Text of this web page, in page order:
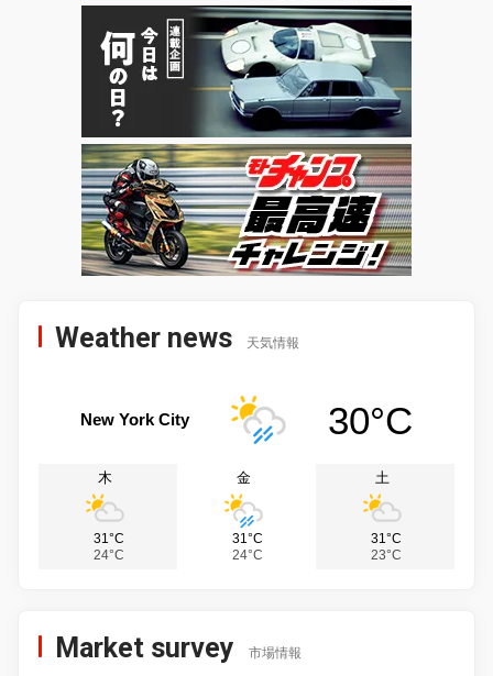
Weather news 天気情報
New York City 30°C
木
31°C
24°C
金
31°C
24°C
土
31°C
23°C
Market survey 市場情報